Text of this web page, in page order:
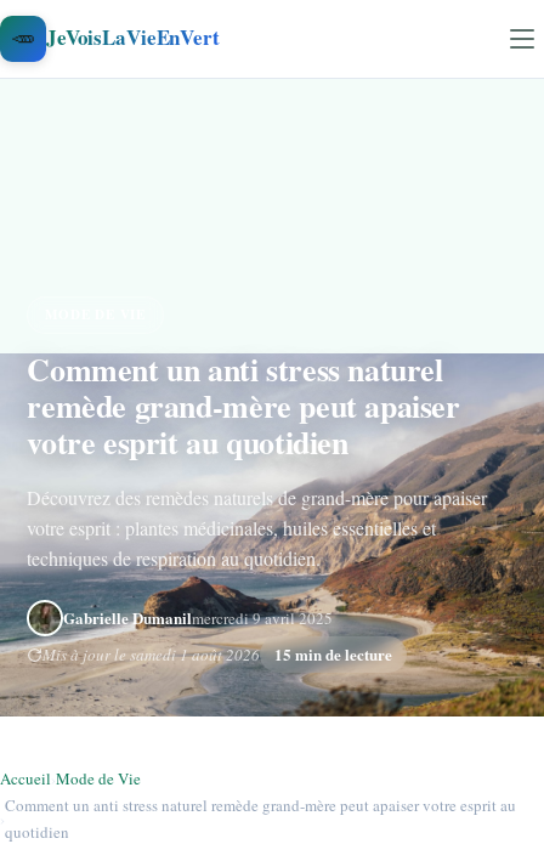
Aller au contenu
🥕 JeVoisLaVieEnVert
Comment un anti stress naturel
remède grand-mère peut apaiser
votre esprit au quotidien
Découvrez des remèdes naturels de grand-mère pour apaiser
votre esprit : plantes médicinales, huiles essentielles et
techniques de respiration au quotidien.
Gabrielle Dumanilmercredi 9 avril 2025
Mis à jour le samedi 1 août 2026
15 min de lecture
Accueil›Mode de Vie
›
Comment un anti stress naturel remède grand-mère peut apaiser votre esprit au
quotidien